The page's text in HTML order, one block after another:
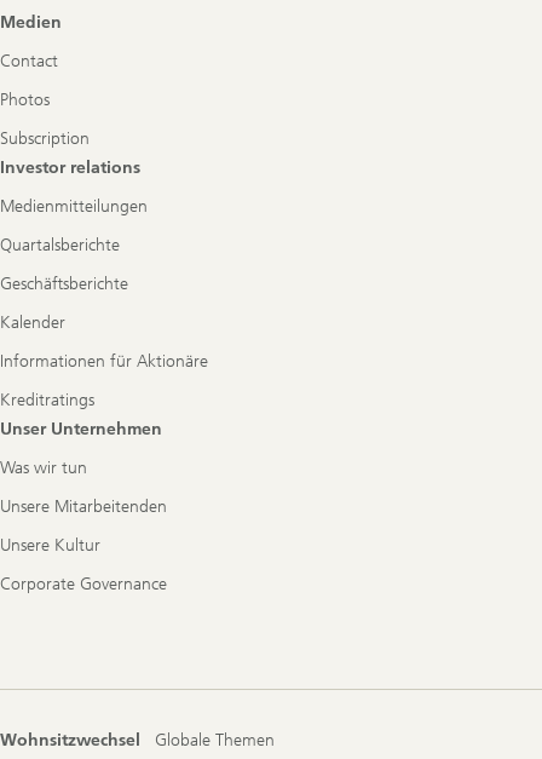
Footer
Medien
Contact
Photos
Subscription
Investor relations
Medienmitteilungen
Quartalsberichte
Geschäftsberichte
Kalender
Informationen für Aktionäre
Kreditratings
Unser Unternehmen
Was wir tun
Unsere Mitarbeitenden
Unsere Kultur
Corporate Governance
Wohnsitzwechsel Globale Themen